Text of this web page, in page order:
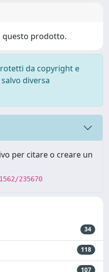
questo prodotto.
da copyright e
diversa
per citare o creare un
235670
34
118
107